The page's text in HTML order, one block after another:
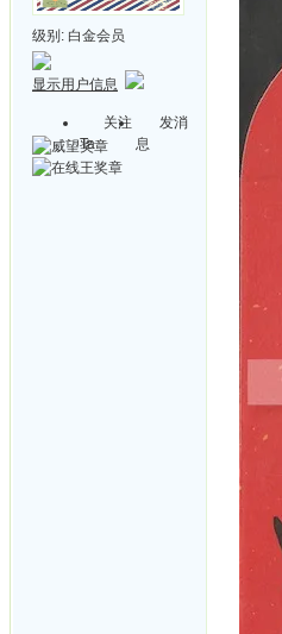
级别: 白金会员
显示用户信息
关注
Ta
发消
息